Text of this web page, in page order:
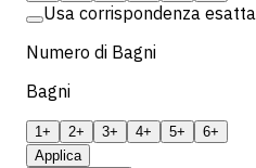
Usa corrispondenza esatta
Numero di Bagni
Bagni
1+ 2+ 3+ 4+ 5+
6+
Applica